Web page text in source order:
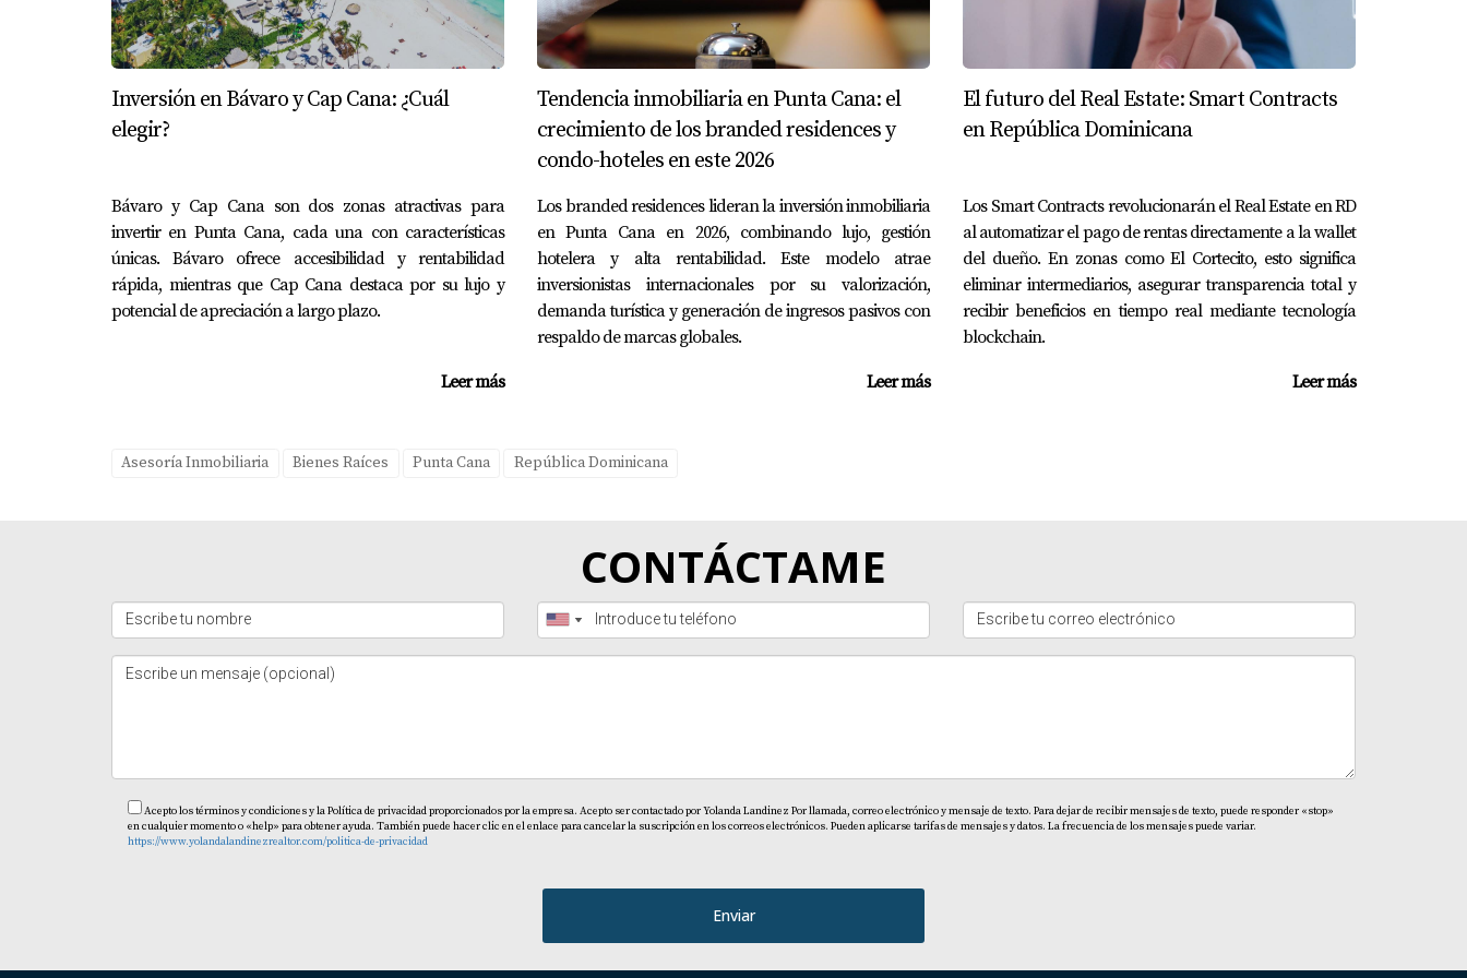
Es importante evaluar el estado general del inmueble, su ubicación y su historial en el mercado.
¿Las propiedades nuevas tienen costos adicionales?
Sí, a menudo pueden surgir costos adicionales durante la construcción o entrega.
¿Cuánto tiempo suele tardar la construcción de una propiedad nueva?
¿Es mejor invertir en propiedades nuevas o usadas?
Depende completamente de tus necesidades personales; ambas opciones tienen sus pros y contras únicos. Si deseas explorar más sobre estas opciones o
necesitas asesoría personalizada, ¡no dudes en contactar a Yolanda Landinez hoy mismo!
Inversión en Bávaro y Cap Cana: ¿Cuál
elegir?
Bávaro y Cap Cana son dos zonas atractivas para
invertir en Punta Cana, cada una con características
únicas. Bávaro ofrece accesibilidad y rentabilidad
rápida, mientras que Cap Cana destaca por su lujo y
potencial de apreciación a largo plazo.
Leer más
Tendencia inmobiliaria en Punta Cana: el
crecimiento de los branded residences y
condo-hoteles en este 2026
Los branded residences lideran la inversión inmobiliaria
en Punta Cana en 2026, combinando lujo, gestión
hotelera y alta rentabilidad. Este modelo atrae
inversionistas internacionales por su valorización,
demanda turística y generación de ingresos pasivos con
respaldo de marcas globales.
Leer más
El futuro del Real Estate: Smart Contracts
en República Dominicana
Los Smart Contracts revolucionarán el Real Estate en RD
al automatizar el pago de rentas directamente a la wallet
del dueño. En zonas como El Cortecito, esto significa
eliminar intermediarios, asegurar transparencia total y
recibir beneficios en tiempo real mediante tecnología
blockchain.
Leer más
Asesoría Inmobiliaria Bienes Raíces Punta Cana República Dominicana
CONTÁCTAME
Acepto los términos y condiciones y la Política de privacidad proporcionados por la empresa. Acepto ser contactado por Yolanda Landinez Por llamada, correo electrónico y mensaje de texto. Para dejar de recibir mensajes de texto, puede responder «stop»
en cualquier momento o «help» para obtener ayuda. También puede hacer clic en el enlace para cancelar la suscripción en los correos electrónicos. Pueden aplicarse tarifas de mensajes y datos. La frecuencia de los mensajes puede variar.
https://www.yolandalandinezrealtor.com/politica-de-privacidad
Enviar